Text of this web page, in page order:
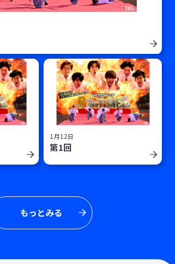
1月12日
第1回
もっとみる